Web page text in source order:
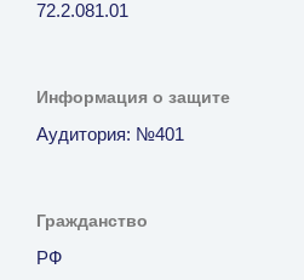
72.2.081.01
Информация о защите
Аудитория: №401
Гражданство
РФ